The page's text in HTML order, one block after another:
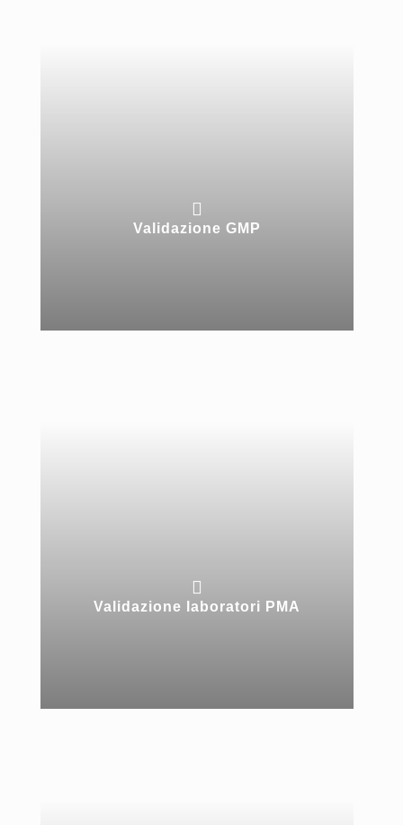

Validazione GMP

Validazione laboratori PMA